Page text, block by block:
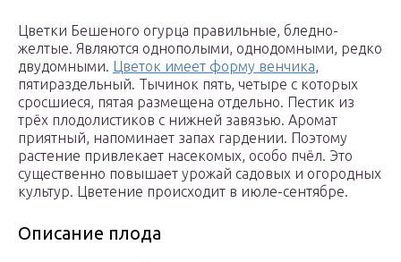
Цветки Бешеного огурца правильные, бледно-
желтые. Являются однополыми, однодомными, редко
двудомными. Цветок имеет форму венчика,
пятираздельный. Тычинок пять, четыре с которых
сросшиеся, пятая размещена отдельно. Пестик из
трёх плодолистиков с нижней завязью. Аромат
приятный, напоминает запах гардении. Поэтому
растение привлекает насекомых, особо пчёл. Это
существенно повышает урожай садовых и огородных
культур. Цветение происходит в июле-сентябре.
Описание плода